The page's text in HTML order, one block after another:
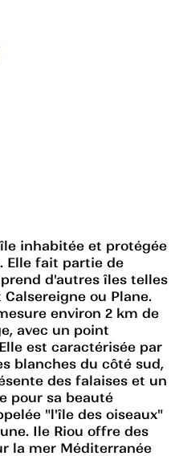
inhabitée et protégée
Elle fait partie de
d'autres îles telles
ou Plane.
environ 2 km de
avec un point
est caractérisée par
blanches du côté sud,
des falaises et un
pour sa beauté
"l'île des oiseaux"
Ile Riou offre des
la mer Méditerranée